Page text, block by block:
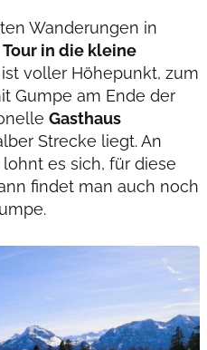
Wanderungen in
Tour in die kleine
ist voller Höhepunkt, zum
Gumpe am Ende der
Gasthaus
Strecke liegt. An
es sich, für diese
findet man auch noch